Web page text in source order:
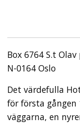
Box 6764 S.t
N-0164 Oslo
Det värdefulla
för första gången
väggarna, en